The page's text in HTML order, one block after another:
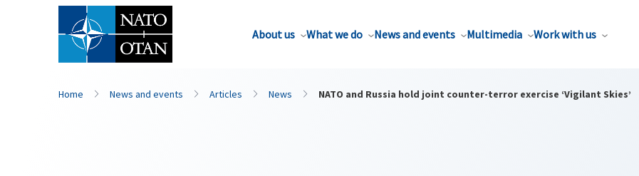
About us What we do News and events Multimedia Work with us
Home News and events Articles News NATO and Russia hold joint counter-terror exercise ‘Vigilant Skies’